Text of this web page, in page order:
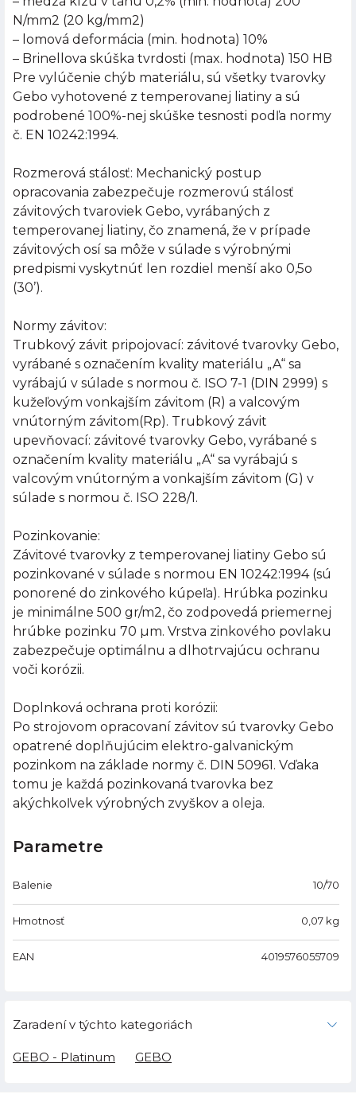
N/mm2 (20 kg/mm2)
– lomová deformácia (min. hodnota) 10%
– Brinellova skúška tvrdosti (max. hodnota) 150 HB
Pre vylúčenie chýb materiálu, sú všetky tvarovky
Gebo vyhotovené z temperovanej liatiny a sú
podrobené 100%-nej skúške tesnosti podľa normy
č. EN 10242:1994.
Rozmerová stálosť: Mechanický postup
opracovania zabezpečuje rozmerovú stálosť
závitových tvaroviek Gebo, vyrábaných z
temperovanej liatiny, čo znamená, že v prípade
závitových osí sa môže v súlade s výrobnými
predpismi vyskytnúť len rozdiel menší ako 0,5o
(30’).
Normy závitov:
Trubkový závit pripojovací: závitové tvarovky Gebo,
vyrábané s označením kvality materiálu „A“ sa
vyrábajú v súlade s normou č. ISO 7-1 (DIN 2999) s
kužeľovým vonkajším závitom (R) a valcovým
vnútorným závitom(Rp). Trubkový závit
upevňovací: závitové tvarovky Gebo, vyrábané s
označením kvality materiálu „A“ sa vyrábajú s
valcovým vnútorným a vonkajším závitom (G) v
súlade s normou č. ISO 228/1.
Pozinkovanie:
Závitové tvarovky z temperovanej liatiny Gebo sú
pozinkované v súlade s normou EN 10242:1994 (sú
ponorené do zinkového kúpeľa). Hrúbka pozinku
je minimálne 500 gr/m2, čo zodpovedá priemernej
hrúbke pozinku 70 µm. Vrstva zinkového povlaku
zabezpečuje optimálnu a dlhotrvajúcu ochranu
voči korózii.
Doplnková ochrana proti korózii:
Po strojovom opracovaní závitov sú tvarovky Gebo
opatrené doplňujúcim elektro-galvanickým
pozinkom na základe normy č. DIN 50961. Vďaka
tomu je každá pozinkovaná tvarovka bez
akýchkoľvek výrobných zvyškov a oleja.
Parametre
Balenie 10/70
Hmotnosť 0,07 kg
EAN 4019576055709
Zaradení v týchto kategoriách
GEBO - Platinum GEBO